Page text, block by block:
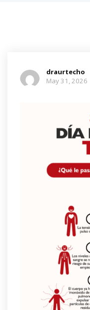
draurtecho
May 31, 2026